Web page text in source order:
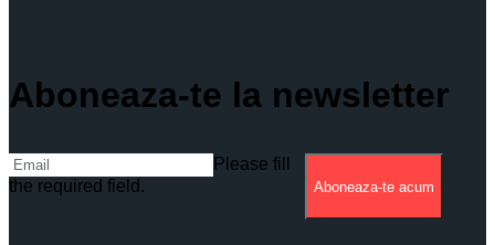
Aboneaza-te la newsletter
Please fill
the required field.
Aboneaza-te acum